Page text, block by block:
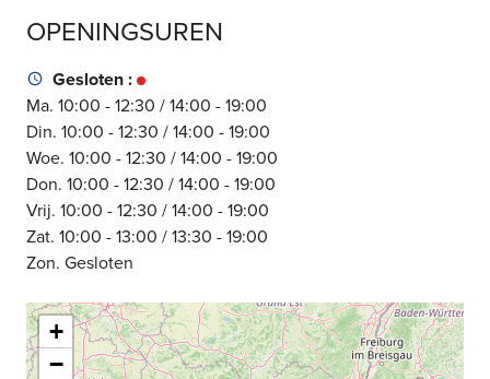
OPENINGSUREN
Gesloten :
Ma. 10:00 - 12:30 / 14:00 - 19:00
Din. 10:00 - 12:30 / 14:00 - 19:00
Woe. 10:00 - 12:30 / 14:00 - 19:00
Don. 10:00 - 12:30 / 14:00 - 19:00
Vrij. 10:00 - 12:30 / 14:00 - 19:00
Zat. 10:00 - 13:00 / 13:30 - 19:00
Zon. Gesloten
+
−